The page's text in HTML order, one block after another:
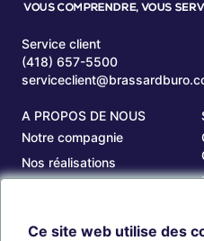
Service client
(418) 657-5500
A PROPOS DE NOUS
Notre compagnie
Nos réalisations
Ce site web utilise des